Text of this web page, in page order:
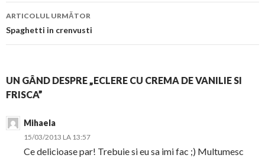
articol
ARTICOLUL URMĂTOR
Spaghetti in crenvusti
UN GÂND DESPRE „ECLERE CU CREMA DE VANILIE SI
FRISCA”
Mihaela
15/03/2013 LA 13:57
Ce delicioase par! Trebuie si eu sa imi fac ;) Multumesc